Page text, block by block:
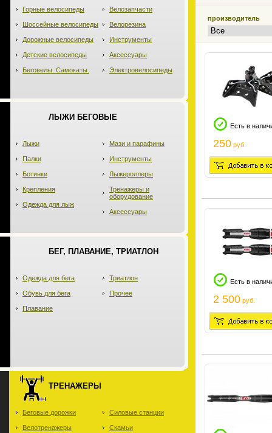
Горные велосипеды
Шоссейные велосипеды
Дорожные велосипеды
Детские велосипеды
Беговелы. Самокаты.
Велозапчасти
Велорезина
Инструменты
Аксессуары
Электровелосипеды
ЛЫЖИ БЕГОВЫЕ
Лыжи
Палки
Ботинки
Крепления
Одежда для лыж
Мази и парафины
Инструменты
Лыжероллеры
Тренажеры и
оборудование
Аксессуары
БЕГ, ПЛАВАНИЕ, ТРИАТЛОН
Одежда для бега
Обувь для бега
Плавание
Триатлон
Прочее
ТРЕНАЖЕРЫ
Беговые дорожки
Велотренажеры
Силовые станции
Скамьи
производитель
Есть в
250 руб.
Есть в
2 500 руб.